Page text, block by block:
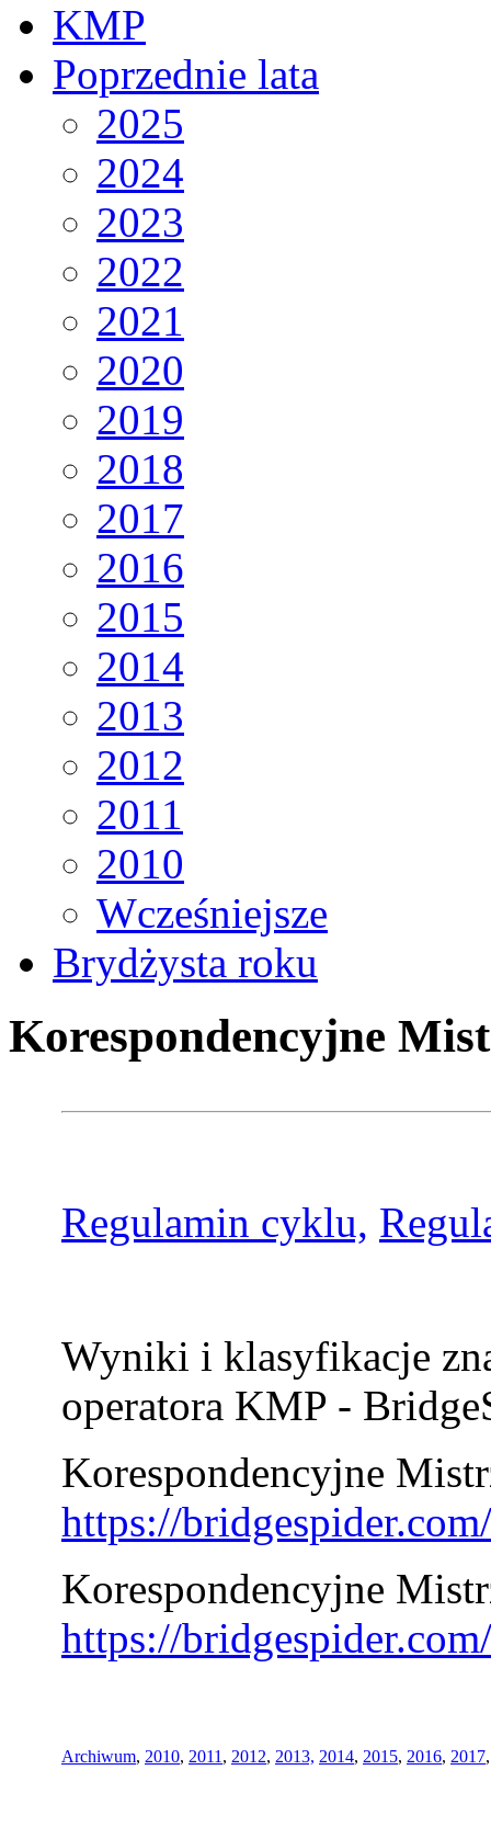
KMP
Poprzednie lata
2025
2024
2023
2022
2021
2020
2019
2018
2017
2016
2015
2014
2013
2012
2011
2010
Wcześniejsze
Brydżysta roku
Korespondencyjne
Regulamin cyklu,
Wyniki i klasyfikacje
operatora KMP -
Korespondencyjne
https://
Korespondencyjne
https://
Archiwum, 2010, 2011 , 2012, 2013, 2014, 2015, 2016, 2017